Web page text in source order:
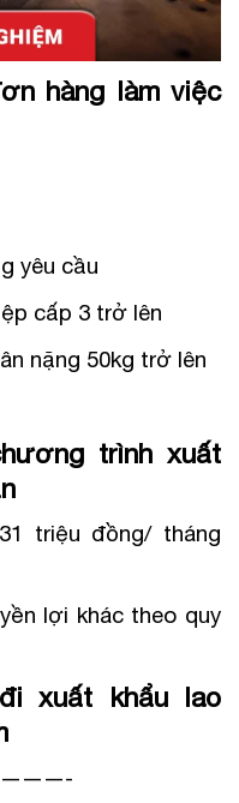
hàng làm việc
yêu cầu
cấp 3 trở lên
nặng 50kg trở lên
trình xuất
triệu đồng/ tháng
lợi khác theo quy
xuất khẩu lao